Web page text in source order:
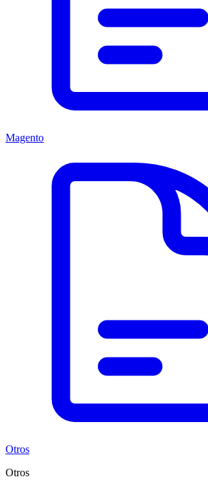
Magento
Otros
Otros